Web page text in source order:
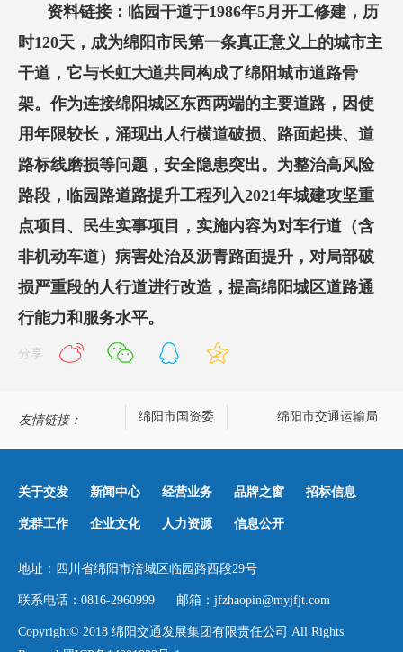
资料链接：临园干道于1986年5月开工修建，历
时120天，成为绵阳市民第一条真正意义上的城市主
干道，它与长虹大道共同构成了绵阳城市道路骨
架。作为连接绵阳城区东西两端的主要道路，因使
用年限较长，涌现出人行横道破损、路面起拱、道
路标线磨损等问题，安全隐患突出。为整治高风险
路段，临园路道路提升工程列入2021年城建攻坚重
点项目、民生实事项目，实施内容为对车行道（含
非机动车道）病害处治及沥青路面提升，对局部破
损严重段的人行道进行改造，提高绵阳城区道路通
行能力和服务水平。
分享
友情链接：
阳政务网 绵阳市国资委 绵阳市交通运输局
关于交发 新闻中心 经营业务 品牌之窗 招标信息
党群工作 企业文化 人力资源 信息公开
地址：四川省绵阳市涪城区临园路西段29号
联系电话：0816-2960999 邮箱：jfzhaopin@myjfjt.com
Copyright© 2018 绵阳交通发展集团有限责任公司 All Rights